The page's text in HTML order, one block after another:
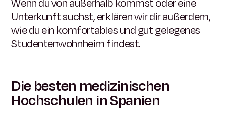
Wenn du von außerhalb kommst oder eine
Unterkunft suchst, erklären wir dir außerdem,
wie du ein komfortables und gut gelegenes
Studentenwohnheim findest.
Die besten medizinischen
Hochschulen in Spanien